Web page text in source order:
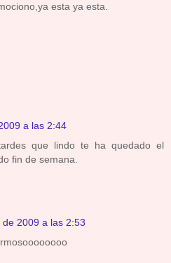
esta ya esta.
a las 2:44
que lindo te ha quedado el
fin de semana.
2009 a las 2:53